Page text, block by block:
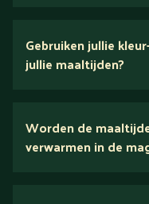
Gebruiken jullie
jullie maaltijden?
Worden de
verwarmen in de